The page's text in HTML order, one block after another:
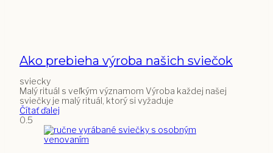
Ako prebieha výroba našich sviečok
sviecky
Malý rituál s veľkým významom Výroba každej našej
sviečky je malý rituál, ktorý si vyžaduje
Čítať ďalej